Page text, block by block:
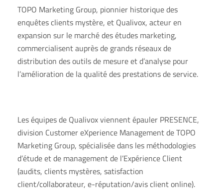
TOPO Marketing Group, pionnier historique des
enquêtes clients mystère, et Qualivox, acteur en
expansion sur le marché des études marketing,
commercialisent auprès de grands réseaux de
distribution des outils de mesure et d’analyse pour
l’amélioration de la qualité des prestations de service.
Les équipes de Qualivox viennent épauler PRESENCE,
division Customer eXperience Management de TOPO
Marketing Group, spécialisée dans les méthodologies
d’étude et de management de l’Expérience Client
(audits, clients mystères, satisfaction
client/collaborateur, e-réputation/avis client online).